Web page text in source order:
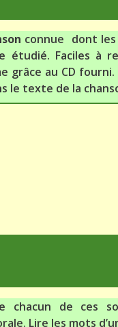
connue dont
Faciles à
grâce au CD
le texte de la
de ces
Lire les mots